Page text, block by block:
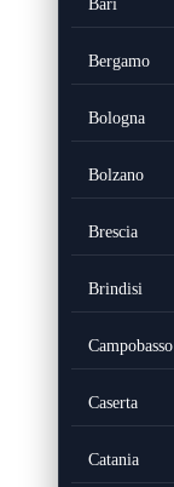
Bari
Bergamo
Bologna
Bolzano
Brescia
Brindisi
Campobasso
Caserta
Catania